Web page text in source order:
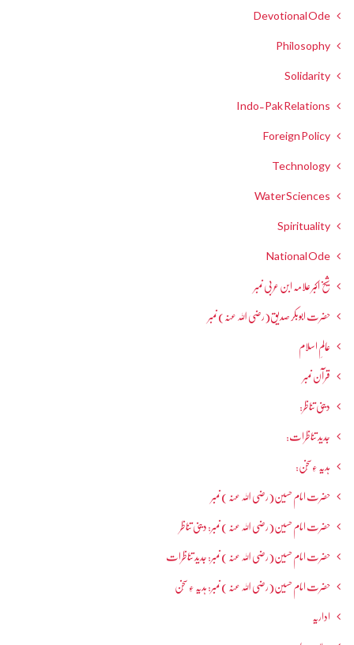
Devotional Ode
Philosophy
Solidarity
Indo-Pak Relations
Foreign Policy
Technology
Water Sciences
Spirituality
National Ode
شیخ اکبر علامہ ابن عربی نمبر
حضرت ابوبکر صدیق(رضی اللہ عنہ) نمبر
عالمِ اسلام
قرآن نمبر
دینی تناظر:
جدید تناظرات:
ہدیہ ءِسُخن:
حضرت امام حسین(رضی اللہ عنہ ) نمبر
حضرت امام حسین(رضی اللہ عنہ ) نمبر: دینی تناظر
حضرت امام حسین(رضی اللہ عنہ ) نمبر: جدید تناظرات
حضرت امام حسین(رضی اللہ عنہ ) نمبر: ہدیہ ءِ سُخن
اداریہ